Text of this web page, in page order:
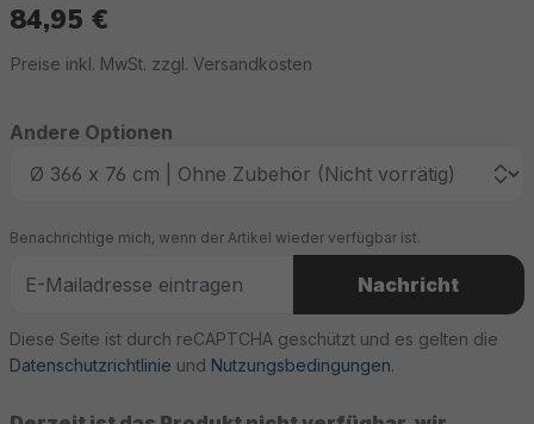
84,95 €
Preise inkl. MwSt. zzgl. Versandkosten
Andere Optionen
Benachrichtige mich, wenn der Artikel wieder verfügbar ist.
Nachricht
Diese Seite ist durch reCAPTCHA geschützt und es gelten die
Datenschutzrichtlinie und Nutzungsbedingungen.